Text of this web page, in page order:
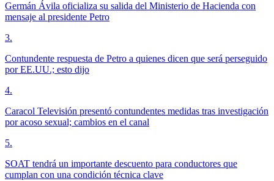
Germán Ávila oficializa su salida del Ministerio de Hacienda con
mensaje al presidente Petro
3.
Contundente respuesta de Petro a quienes dicen que será perseguido
por EE.UU.; esto dijo
4.
Caracol Televisión presentó contundentes medidas tras investigación
por acoso sexual; cambios en el canal
5.
SOAT tendrá un importante descuento para conductores que
cumplan con una condición técnica clave